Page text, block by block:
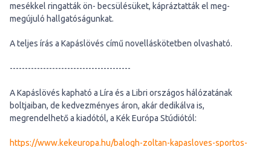
mesékkel ringatták ön- becsülésüket, kápráztatták el meg-
megújuló hallgatóságunkat.
A teljes írás a Kapáslövés című novelláskötetben olvasható.
----------------------------------------
A Kapáslövés kapható a Líra és a Libri országos hálózatának
boltjaiban, de kedvezményes áron, akár dedikálva is,
megrendelhető a kiadótól, a Kék Európa Stúdiótól:
https://www.kekeuropa.hu/balogh-zoltan-kapasloves-sportos-